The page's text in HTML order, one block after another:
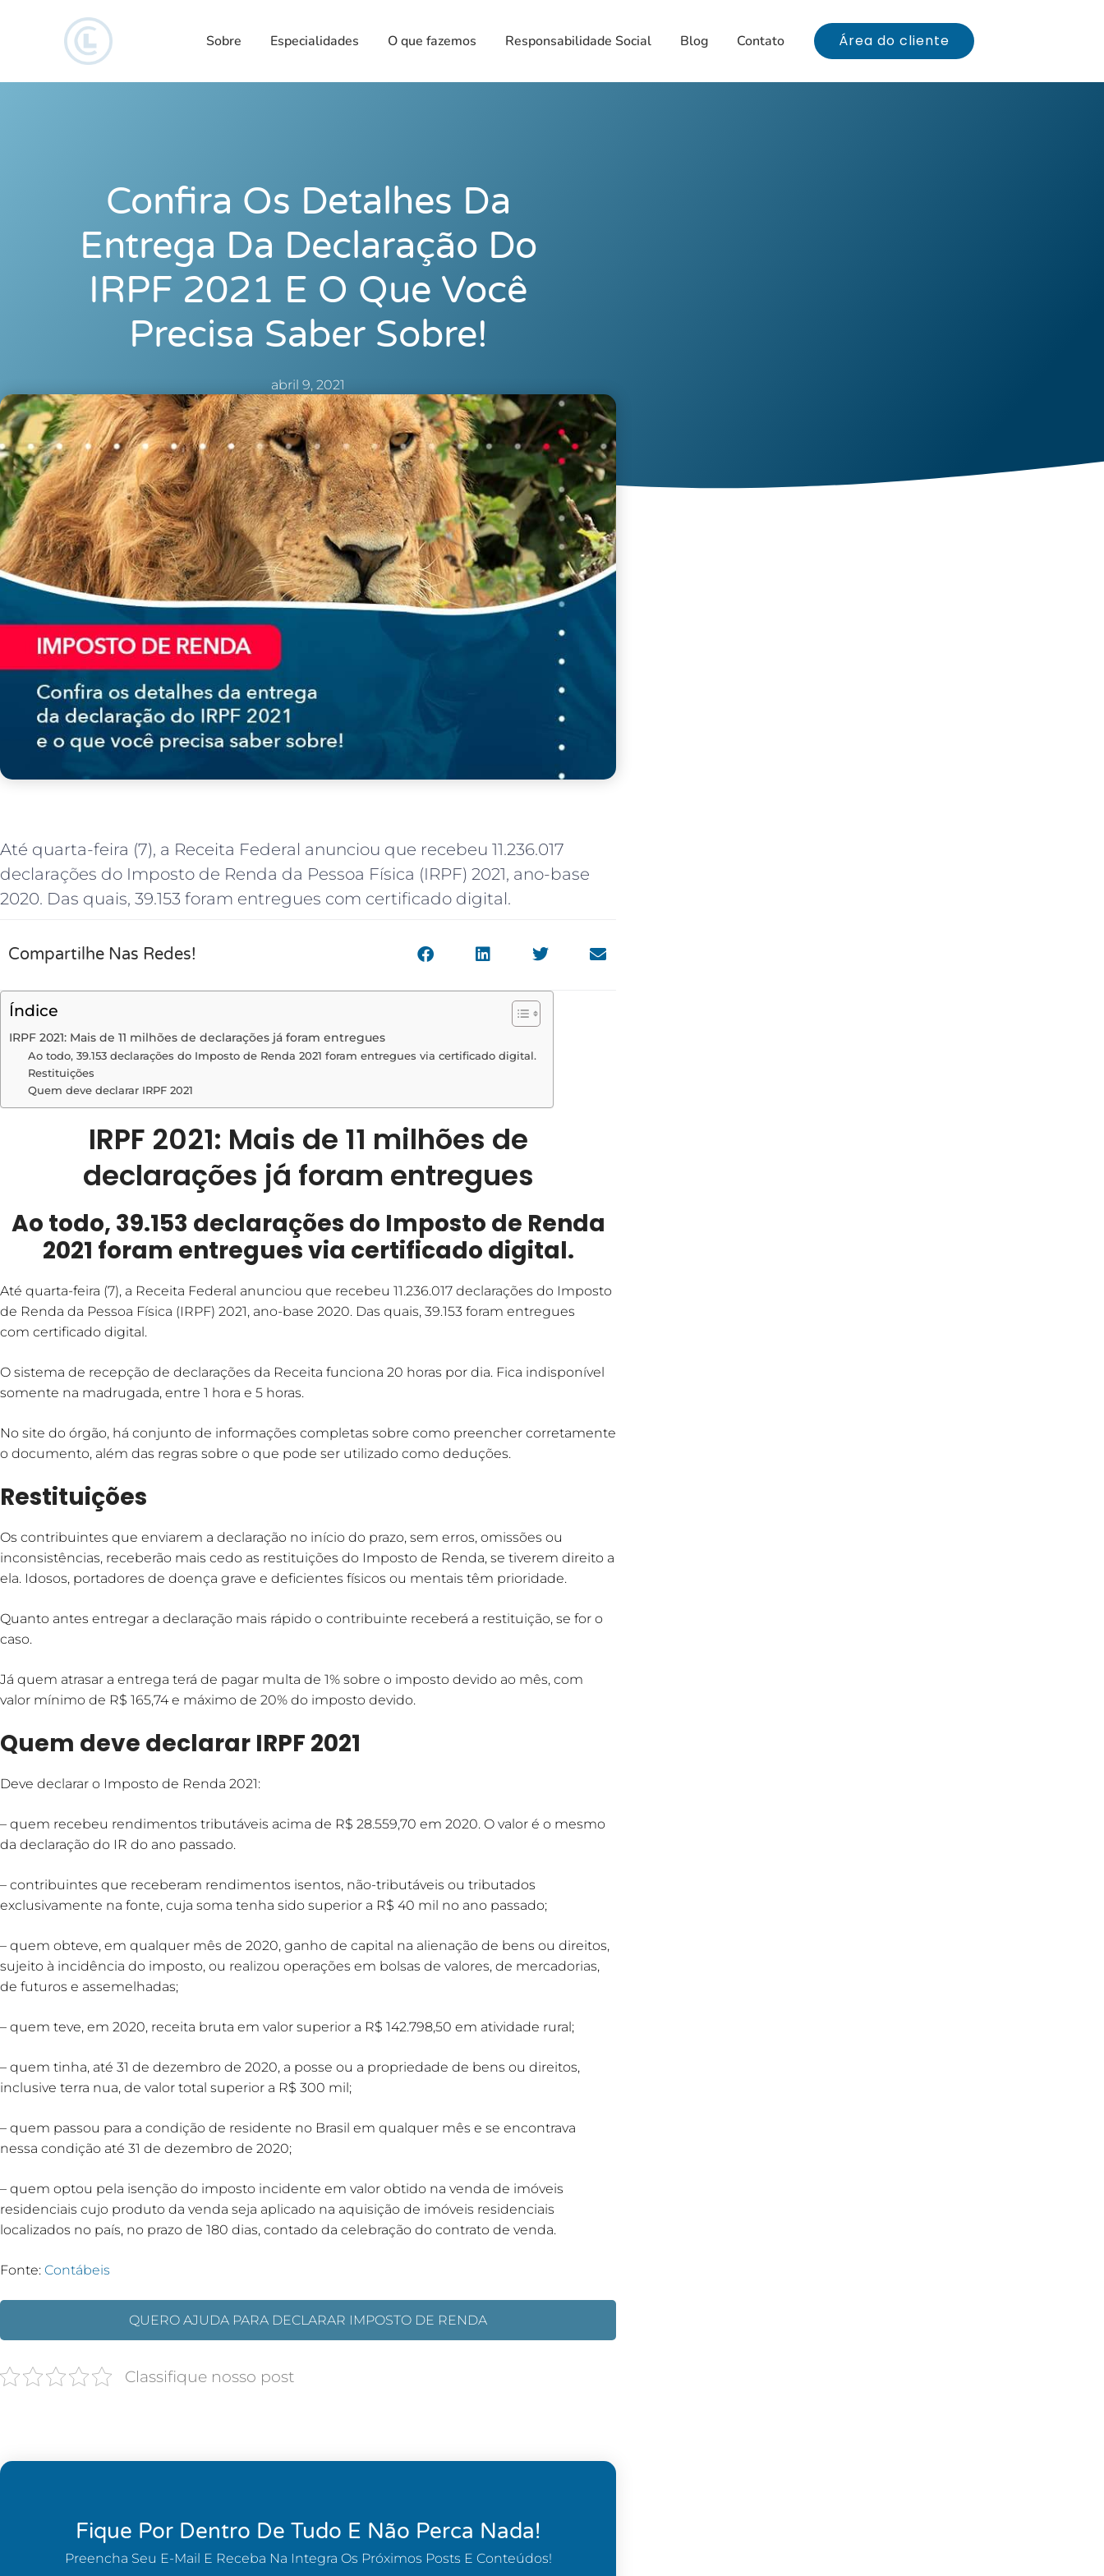
Sobre Especialidades O que fazemos Responsabilidade Social Blog Contato Área do cliente
Confira Os Detalhes Da
Entrega Da Declaração Do
IRPF 2021 E O Que Você
Precisa Saber Sobre!
abril 9, 2021
Até quarta-feira (7), a Receita Federal anunciou que recebeu 11.236.017
declarações do Imposto de Renda da Pessoa Física (IRPF) 2021, ano-base
2020. Das quais, 39.153 foram entregues com certificado digital.
Compartilhe Nas Redes!
Índice
IRPF 2021: Mais de 11 milhões de declarações já foram entregues
Ao todo, 39.153 declarações do Imposto de Renda 2021 foram entregues via certificado digital.
Restituições
Quem deve declarar IRPF 2021
IRPF 2021: Mais de 11 milhões de
declarações já foram entregues
Ao todo, 39.153 declarações do Imposto de Renda
2021 foram entregues via certificado digital.
Até quarta-feira (7), a Receita Federal anunciou que recebeu 11.236.017 declarações do Imposto
de Renda da Pessoa Física (IRPF) 2021, ano-base 2020. Das quais, 39.153 foram entregues
com certificado digital.
O sistema de recepção de declarações da Receita funciona 20 horas por dia. Fica indisponível
somente na madrugada, entre 1 hora e 5 horas.
No site do órgão, há conjunto de informações completas sobre como preencher corretamente
o documento, além das regras sobre o que pode ser utilizado como deduções.
Restituições
Os contribuintes que enviarem a declaração no início do prazo, sem erros, omissões ou
inconsistências, receberão mais cedo as restituições do Imposto de Renda, se tiverem direito a
ela. Idosos, portadores de doença grave e deficientes físicos ou mentais têm prioridade.
Quanto antes entregar a declaração mais rápido o contribuinte receberá a restituição, se for o
caso.
Já quem atrasar a entrega terá de pagar multa de 1% sobre o imposto devido ao mês, com
valor mínimo de R$ 165,74 e máximo de 20% do imposto devido.
Quem deve declarar IRPF 2021
Deve declarar o Imposto de Renda 2021:
– quem recebeu rendimentos tributáveis acima de R$ 28.559,70 em 2020. O valor é o mesmo
da declaração do IR do ano passado.
– contribuintes que receberam rendimentos isentos, não-tributáveis ou tributados
exclusivamente na fonte, cuja soma tenha sido superior a R$ 40 mil no ano passado;
– quem obteve, em qualquer mês de 2020, ganho de capital na alienação de bens ou direitos,
sujeito à incidência do imposto, ou realizou operações em bolsas de valores, de mercadorias,
de futuros e assemelhadas;
– quem teve, em 2020, receita bruta em valor superior a R$ 142.798,50 em atividade rural;
– quem tinha, até 31 de dezembro de 2020, a posse ou a propriedade de bens ou direitos,
inclusive terra nua, de valor total superior a R$ 300 mil;
– quem passou para a condição de residente no Brasil em qualquer mês e se encontrava
nessa condição até 31 de dezembro de 2020;
– quem optou pela isenção do imposto incidente em valor obtido na venda de imóveis
residenciais cujo produto da venda seja aplicado na aquisição de imóveis residenciais
localizados no país, no prazo de 180 dias, contado da celebração do contrato de venda.
Fonte: Contábeis
QUERO AJUDA PARA DECLARAR IMPOSTO DE RENDA
Classifique nosso post
Fique Por Dentro De Tudo E Não Perca Nada!
Preencha Seu E-Mail E Receba Na Integra Os Próximos Posts E Conteúdos!